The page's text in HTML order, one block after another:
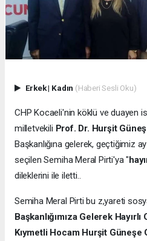
Erkek| Kadın (Haberi Sesli Oku)
CHP Kocaeli'nin köklü ve duayen
milletvekili Prof. Dr. Hurşit
Başkanlığına gelerek, geçtiğimiz
seçilen Semiha Meral Pirti'ya "
dileklerini ile iletti..
Semiha Meral Pirti bu z,yareti
Başkanlığımıza Gelerek
Kıymetli Hocam Hurşit Güneşe